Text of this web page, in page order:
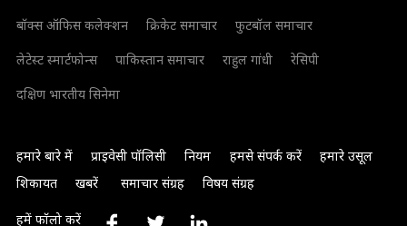
बॉक्स ऑफिस कलेक्शन
क्रिकेट समाचार
फुटबॉल समाचार
लेटेस्ट स्मार्टफोन्स
पाकिस्तान समाचार राहुल गांधी
रेसिपी
दक्षिण भारतीय सिनेमा
हमारे बारे में प्राइवेसी पॉलिसी नियम हमसे संपर्क करें
हमारे उसूल
शिकायत
खबरें समाचार संग्रह विषय संग्रह
हमें फॉलो करें